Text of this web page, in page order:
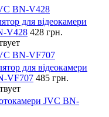
BN-V428
для відеокамери
V428 428 грн.
BN-VF707
для відеокамери
VF707 485 грн.
JVC BN-